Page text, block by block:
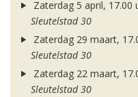
Zaterdag 5 april, 17.00
Sleutelstad 30
Zaterdag 29 maart,
Sleutelstad 30
Zaterdag 22 maart,
Sleutelstad 30